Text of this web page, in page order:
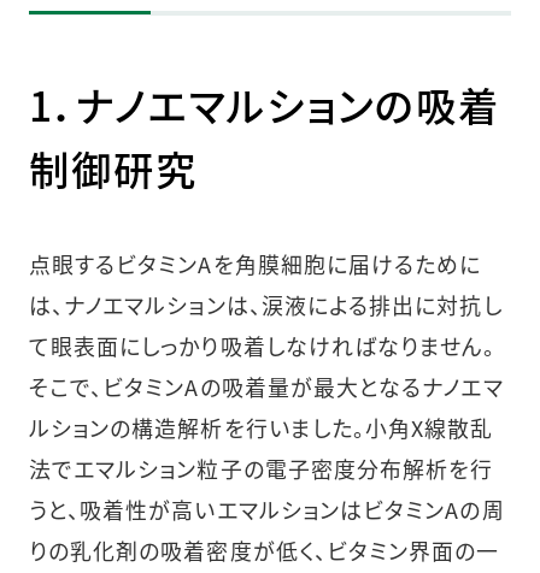
1．ナノエマルションの吸着
制御研究
点眼するビタミンAを角膜細胞に届けるために
は、ナノエマルションは、涙液による排出に対抗し
て眼表面にしっかり吸着しなければなりません。
そこで、ビタミンAの吸着量が最大となるナノエマ
ルションの構造解析を行いました。小角X線散乱
法でエマルション粒子の電子密度分布解析を行
うと、吸着性が高いエマルションはビタミンAの周
りの乳化剤の吸着密度が低く、ビタミン界面の一